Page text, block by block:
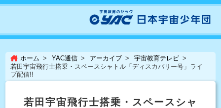
ホーム YAC通信 アーカイブ
宇宙教育テレビ
若田宇宙飛行士搭乗・スペースシャトル「ディスカバリー号」ライ
ブ配信!!
若田宇宙飛行士搭乗・スペースシャ